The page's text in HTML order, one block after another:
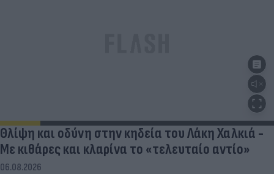
Θλίψη και οδύνη στην κηδεία του Λάκη Χαλκιά -
Με κιθάρες και κλαρίνα το «τελευταίο αντίο»
06.08.2026